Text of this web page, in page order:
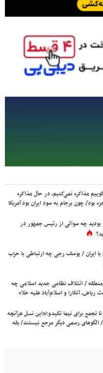
مذاکره نمی‌کنیم، در حال مذاکره
بود/ چون برجام به سود ایران بود آمریکا
بودید چه سوالی از رئیس جمهور در
با ایران / یوسف رجی چه ارتباطی با حزب
/ ائتلاف نظامی جدید اسلامی چه
ریاض، آنکارا و اسلام‌آباد علیه خلاء
تجمع برای نیما تکیدو؛«این نسل هرآنچه
رسمی دیگر مرجع نیستند/ یقه